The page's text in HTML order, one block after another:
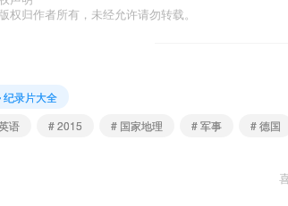
权归作者所有，未经允许请勿转载。
纪录片大全
语
# 2015 # 国家地理 # 军事 # 德国